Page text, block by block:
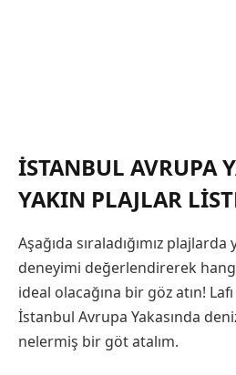
İSTANBUL AVRUPA
YAKIN PLAJLAR
Aşağıda sıraladığımız plajlarda
deneyimi değerlendirerek
ideal olacağına bir göz atın!
İstanbul Avrupa Yakasında
nelermiş bir göt atalım.